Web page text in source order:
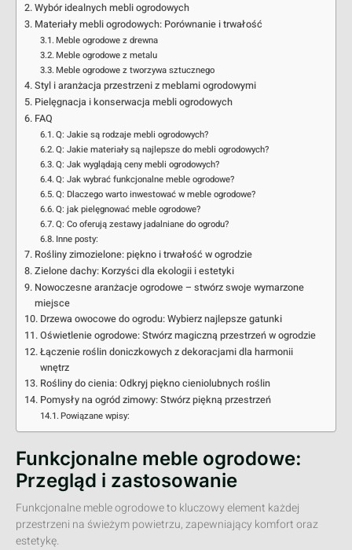
Wybór idealnych mebli ogrodowych
Materiały mebli ogrodowych: Porównanie i trwałość
Meble ogrodowe z drewna
Meble ogrodowe z metalu
Meble ogrodowe z tworzywa sztucznego
Styl i aranżacja przestrzeni z meblami ogrodowymi
Pielęgnacja i konserwacja mebli ogrodowych
FAQ
Q: Jakie są rodzaje mebli ogrodowych?
Q: Jakie materiały są najlepsze do mebli ogrodowych?
Q: Jak wyglądają ceny mebli ogrodowych?
Q: Jak wybrać funkcjonalne meble ogrodowe?
Q: Dlaczego warto inwestować w meble ogrodowe?
Q: jak pielęgnować meble ogrodowe?
Q: Co oferują zestawy jadalniane do ogrodu?
Inne posty:
Rośliny zimozielone: piękno i trwałość w ogrodzie
Zielone dachy: Korzyści dla ekologii i estetyki
Nowoczesne aranżacje ogrodowe – stwórz swoje wymarzone
miejsce
Drzewa owocowe do ogrodu: Wybierz najlepsze gatunki
Oświetlenie ogrodowe: Stwórz magiczną przestrzeń w ogrodzie
Łączenie roślin doniczkowych z dekoracjami dla harmonii
wnętrz
Rośliny do cienia: Odkryj piękno cieniolubnych roślin
Pomysły na ogród zimowy: Stwórz piękną przestrzeń
Powiązane wpisy:
Funkcjonalne meble ogrodowe:
Przegląd i zastosowanie
Funkcjonalne meble ogrodowe to kluczowy element każdej
przestrzeni na świeżym powietrzu, zapewniający komfort oraz
estetykę.